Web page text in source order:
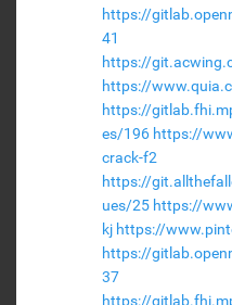
https://
41
https://
https://
https://
es/196 https://
crack-f2
https://
ues/25 https://
kj https://
https://
37
https://